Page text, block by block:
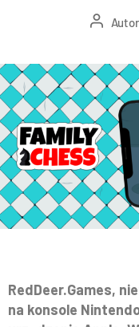
RedDeer.Games,
na konsole